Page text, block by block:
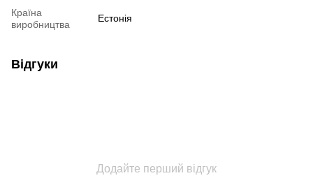
Країна
виробництва
Естонія
Відгуки
Додайте перший відгук